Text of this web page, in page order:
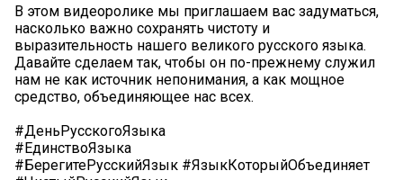
В этом видеоролике мы приглашаем вас задуматься,
насколько важно сохранять чистоту и
выразительность нашего великого русского языка.
Давайте сделаем так, чтобы он по-прежнему служил
нам не как источник непонимания, а как мощное
средство, объединяющее нас всех.
#ДеньРусскогоЯзыка
#ЕдинствоЯзыка
#БерегитеРусскийЯзык #ЯзыкКоторыйОбъединяет